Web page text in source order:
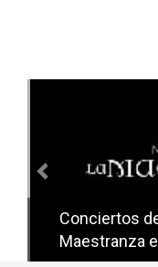
Conciertos
Maestranza
Conciertos
Sevilla